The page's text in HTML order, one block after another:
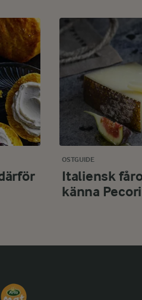
OSTGUIDE
Italiensk
känna